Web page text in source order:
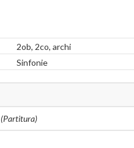
2ob, 2co, archi
Sinfonie
(Partitura)